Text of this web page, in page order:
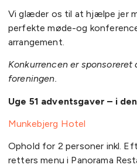
Vi glæder os til at hjælpe jer
perfekte møde-og
arrangement.
Konkurrencen er sponsoreret
foreningen.
Uge 51 adventsgaver – i
Munkebjerg Hotel
Ophold for 2 personer inkl.
retters menu i Panorama